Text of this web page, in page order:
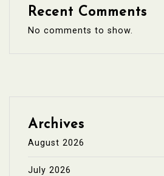
Recent Comments
No comments to show.
Archives
August 2026
July 2026